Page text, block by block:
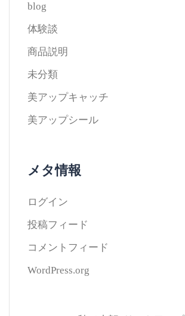
blog
体験談
商品説明
未分類
美アップキャッチ
美アップシール
メタ情報
ログイン
投稿フィード
コメントフィード
WordPress.org